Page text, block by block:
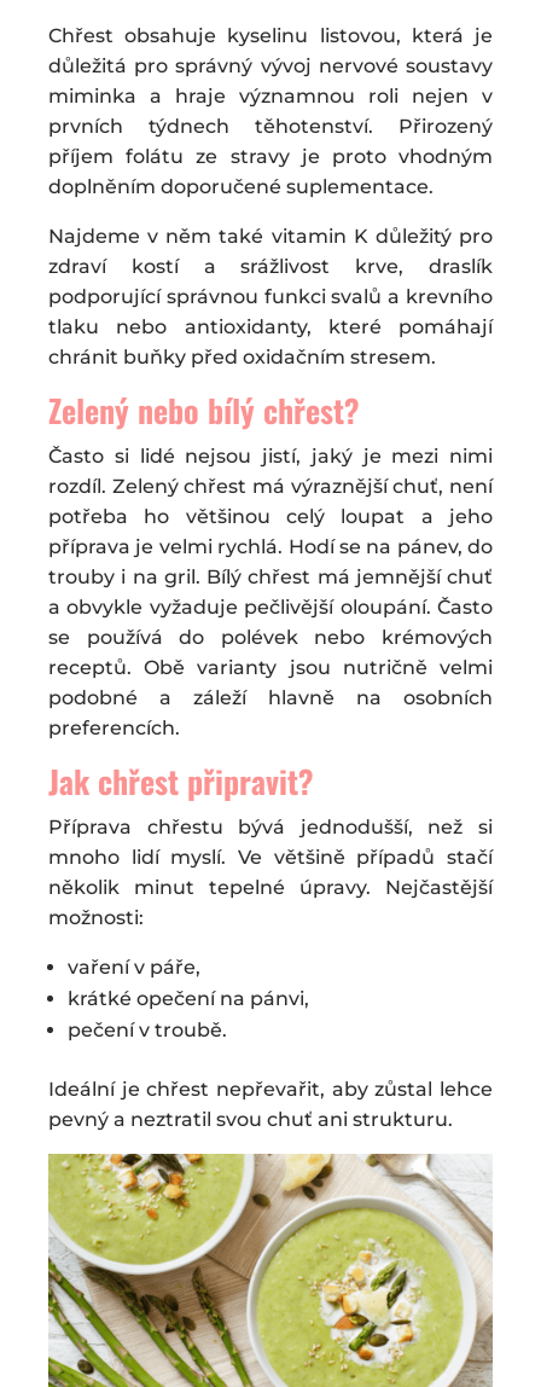
Chřest obsahuje kyselinu listovou, která je
důležitá pro správný vývoj nervové soustavy
miminka a hraje významnou roli nejen v
prvních týdnech těhotenství. Přirozený
příjem folátu ze stravy je proto vhodným
doplněním doporučené suplementace.
Najdeme v něm také vitamin K důležitý pro
zdraví kostí a srážlivost krve, draslík
podporující správnou funkci svalů a krevního
tlaku nebo antioxidanty, které pomáhají
chránit buňky před oxidačním stresem.
Zelený nebo bílý chřest?
Často si lidé nejsou jistí, jaký je mezi nimi
rozdíl. Zelený chřest má výraznější chuť, není
potřeba ho většinou celý loupat a jeho
příprava je velmi rychlá. Hodí se na pánev, do
trouby i na gril. Bílý chřest má jemnější chuť
a obvykle vyžaduje pečlivější oloupání. Často
se používá do polévek nebo krémových
receptů. Obě varianty jsou nutričně velmi
podobné a záleží hlavně na osobních
preferencích.
Jak chřest připravit?
Příprava chřestu bývá jednodušší, než si
mnoho lidí myslí. Ve většině případů stačí
několik minut tepelné úpravy. Nejčastější
možnosti:
vaření v páře,
krátké opečení na pánvi,
pečení v troubě.
Ideální je chřest nepřevařit, aby zůstal lehce
pevný a neztratil svou chuť ani strukturu.